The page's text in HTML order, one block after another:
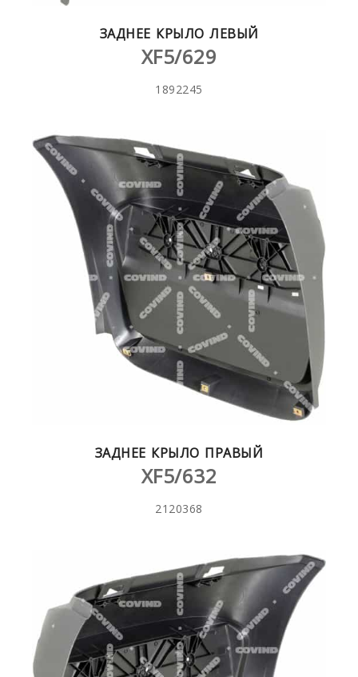
ЗАДНЕЕ КРЫЛО ЛЕВЫЙ
XF5/629
1892245
ЗАДНЕЕ КРЫЛО ПРАВЫЙ
XF5/632
2120368